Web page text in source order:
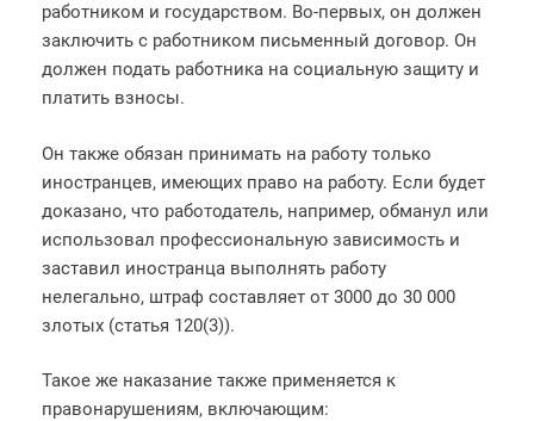
работником и государством. Во-первых, он должен
заключить с работником письменный договор. Он
должен подать работника на социальную защиту и
платить взносы.
Он также обязан принимать на работу только
иностранцев, имеющих право на работу. Если будет
доказано, что работодатель, например, обманул или
использовал профессиональную зависимость и
заставил иностранца выполнять работу
нелегально, штраф составляет от 3000 до 30 000
злотых (статья 120(3)).
Такое же наказание также применяется к
правонарушениям, включающим: